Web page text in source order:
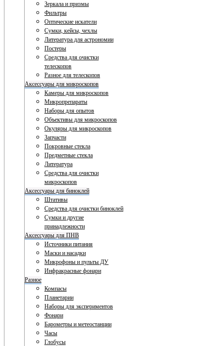
Зеркала и призмы
Фильтры
Оптические искатели
Сумки, кейсы, чехлы
Литература для астрономии
Постеры
Средства для очистки
телескопов
Разное для телескопов
Аксессуары для микроскопов
Камеры для микроскопов
Микропрепараты
Наборы для опытов
Объективы для микроскопов
Окуляры для микроскопов
Запчасти
Покровные стекла
Предметные стекла
Литература
Средства для очистки
микроскопов
Аксессуары для биноклей
Штативы
Средства для очистки биноклей
Сумки и другие
принадлежности
Аксессуары для ПНВ
Источники питания
Маски и насадки
Микрофоны и пульты ДУ
Инфракрасные фонари
Разное
Компасы
Планетарии
Наборы для экспериментов
Фонари
Барометры и метеостанции
Часы
Глобусы